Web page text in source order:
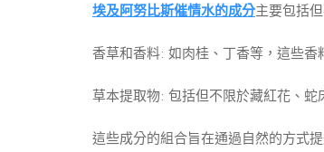
埃及阿努比斯催情水的成分主要包括
香草和香料: 如肉桂、丁香等，這些香
草本提取物: 包括但不限於藏紅花、
這些成分的組合旨在通過自然的方式